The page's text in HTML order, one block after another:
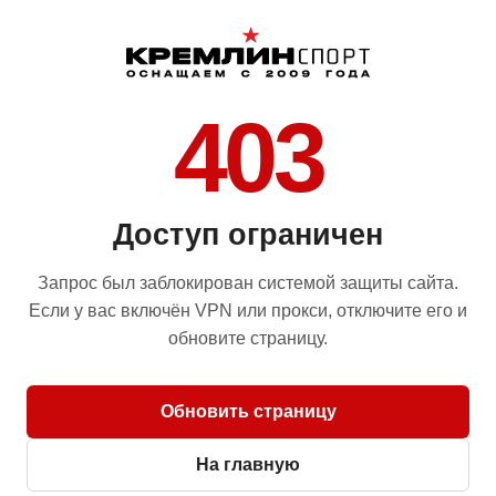
403
Доступ ограничен
Запрос был заблокирован системой защиты сайта.
Если у вас включён VPN или прокси, отключите его и
обновите страницу.
Обновить страницу
На главную